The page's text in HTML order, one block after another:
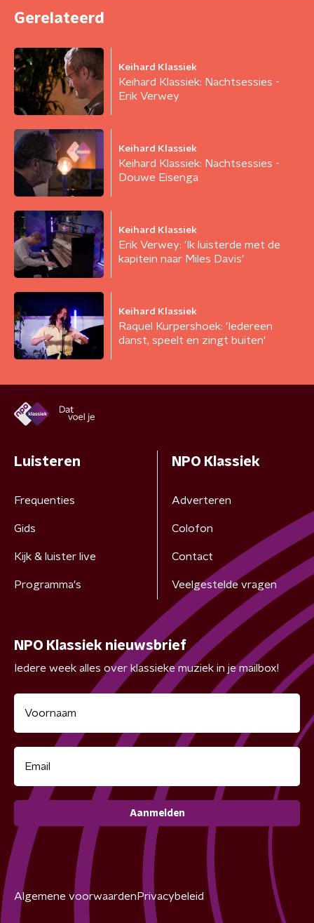
Gerelateerd
Keihard Klassiek
Keihard Klassiek: Nachtsessies -
Erik Verwey
Keihard Klassiek
Keihard Klassiek: Nachtsessies -
Douwe Eisenga
Keihard Klassiek
Erik Verwey: 'Ik luisterde met de
kapitein naar Miles Davis'
Keihard Klassiek
Raquel Kurpershoek: 'Iedereen
danst, speelt en zingt buiten'
Luisteren
Frequenties
Gids
Kijk & luister live
Programma's
NPO Klassiek
Adverteren
Colofon
Contact
Veelgestelde vragen
NPO Klassiek nieuwsbrief
Iedere week alles over klassieke muziek in je mailbox!
Aanmelden
Algemene voorwaarden Privacybeleid